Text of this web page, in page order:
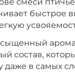
‍899‍ ₽ ‍1 058‍₽ −
быстрое
состав,
даже в самых